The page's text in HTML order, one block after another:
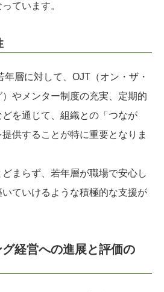
ています。
層に対して、OJT（オン・ザ・
やメンター制度の充実、定期的
を通じて、組織との「つなが
供することが特に重要となりま
まらず、若年層が職場で安心し
ていけるような積極的な支援が
経営への進展と評価の